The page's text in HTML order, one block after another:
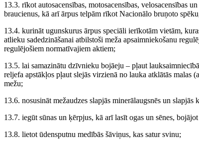
13.3. rīkot autosacensības, motosacensības, velosacensības
braucienus, kā arī ārpus telpām rīkot Nacionālo bruņoto
13.4. kurināt ugunskurus ārpus speciāli ierīkotām vietām,
atlieku sadedzināšanai atbilstoši meža apsaimniekošanu
regulējošiem normatīvajiem aktiem;
13.5. lai samazinātu dzīvnieku bojāeju – pļaut
reljefa apstākļos pļaut slejās virzienā no lauka atklātās malas
mežu;
13.6. nosusināt mežaudzes slapjās minerālaugsnēs un slapjās
13.7. iegūt sūnas un ķērpjus, kā arī lasīt ogas un sēnes,
13.8. lietot ūdensputnu medībās šāviņus, kas satur svinu;